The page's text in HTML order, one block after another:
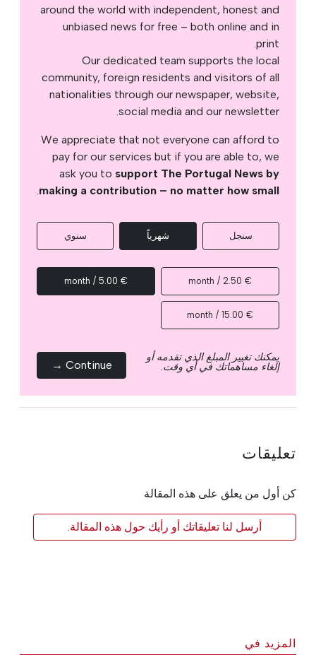
around the world with independent, honest and
unbiased news for free – both online and in
print.
Our dedicated team supports the local
community, foreign residents and visitors of all
nationalities through our newspaper, website,
social media and our newsletter.
We appreciate that not everyone can afford to
pay for our services but if you are able to, we
ask you to support The Portugal News by
making a contribution – no matter how small
.
سنجل شهرياً سنوي
€ 2.50 / month
€ 5.00 / month
€ 15.00 / month
يمكنك تغيير المبلغ الذي تقدمه أو
إلغاء مساهماتك في أي وقت. Continue →
تعليقات
كن أول من يعلق على هذه المقالة
أرسل لنا تعليقاتك أو رأيك حول هذه المقالة.
المزيد في